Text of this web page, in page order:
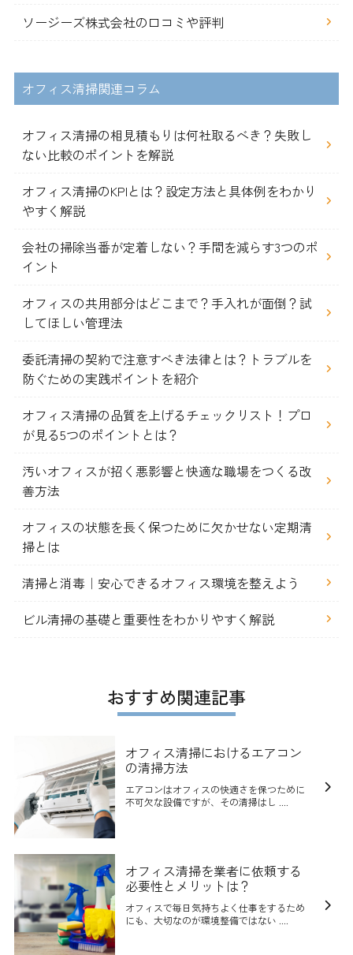
ソージーズ株式会社の口コミや評判
オフィス清掃関連コラム
オフィス清掃の相見積もりは何社取るべき？失敗し
ない比較のポイントを解説
オフィス清掃のKPIとは？設定方法と具体例をわかり
やすく解説
会社の掃除当番が定着しない？手間を減らす3つのポ
イント
オフィスの共用部分はどこまで？手入れが面倒？試
してほしい管理法
委託清掃の契約で注意すべき法律とは？トラブルを
防ぐための実践ポイントを紹介
オフィス清掃の品質を上げるチェックリスト！プロ
が見る5つのポイントとは？
汚いオフィスが招く悪影響と快適な職場をつくる改
善方法
オフィスの状態を長く保つために欠かせない定期清
掃とは
清掃と消毒｜安心できるオフィス環境を整えよう
ビル清掃の基礎と重要性をわかりやすく解説
おすすめ関連記事
オフィス清掃におけるエアコン
の清掃方法
エアコンはオフィスの快適さを保つために
不可欠な設備ですが、その清掃はし ....
オフィス清掃を業者に依頼する
必要性とメリットは？
オフィスで毎日気持ちよく仕事をするため
にも、大切なのが環境整備ではない ....